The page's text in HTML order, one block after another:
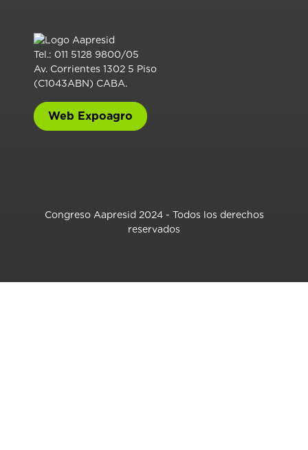
Tel.: 011 5128 9800/05
Av. Corrientes 1302 5 Piso
(C1043ABN) CABA.
Web Expoagro
Congreso Aapresid 2024 - Todos los derechos
reservados